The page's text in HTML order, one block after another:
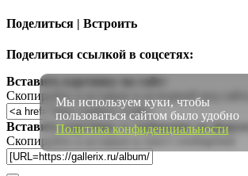
Поделиться | Встроить
Поделиться ссылкой в соцсетях:
Вставить картинку на сайт:
Скопируйте и вставьте в исходный код сайта
Вставить картинку в сообщение на форум:
Скопируйте и вставьте в текст сообщения
Мы используем куки, чтобы
пользоваться сайтом было удобно
Политика конфиденциальности